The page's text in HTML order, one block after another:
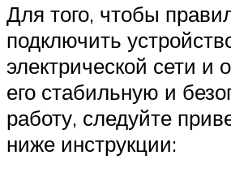
Для того, чтобы
подключить
электрической сети и
его стабильную и
работу, следуйте
ниже инструкции: